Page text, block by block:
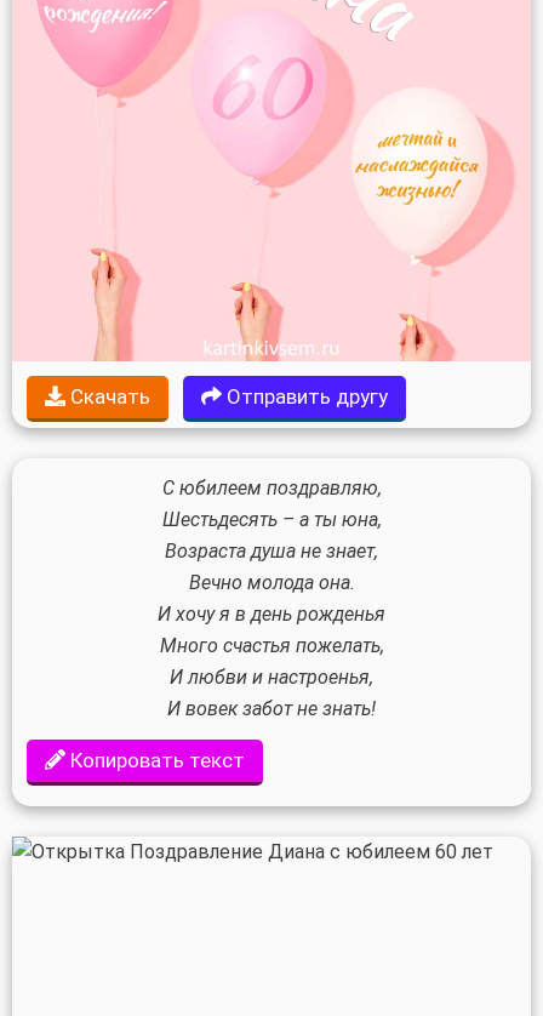
Скачать Отправить другу
С юбилеем поздравляю,
Шестьдесять – а ты юна,
Возраста душа не знает,
Вечно молода она.
И хочу я в день рожденья
Много счастья пожелать,
И любви и настроенья,
И вовек забот не знать!
Копировать текст